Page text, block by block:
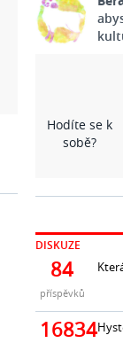
Hodíte se k
sobě?
DISKUZE
84
příspěvků
16834